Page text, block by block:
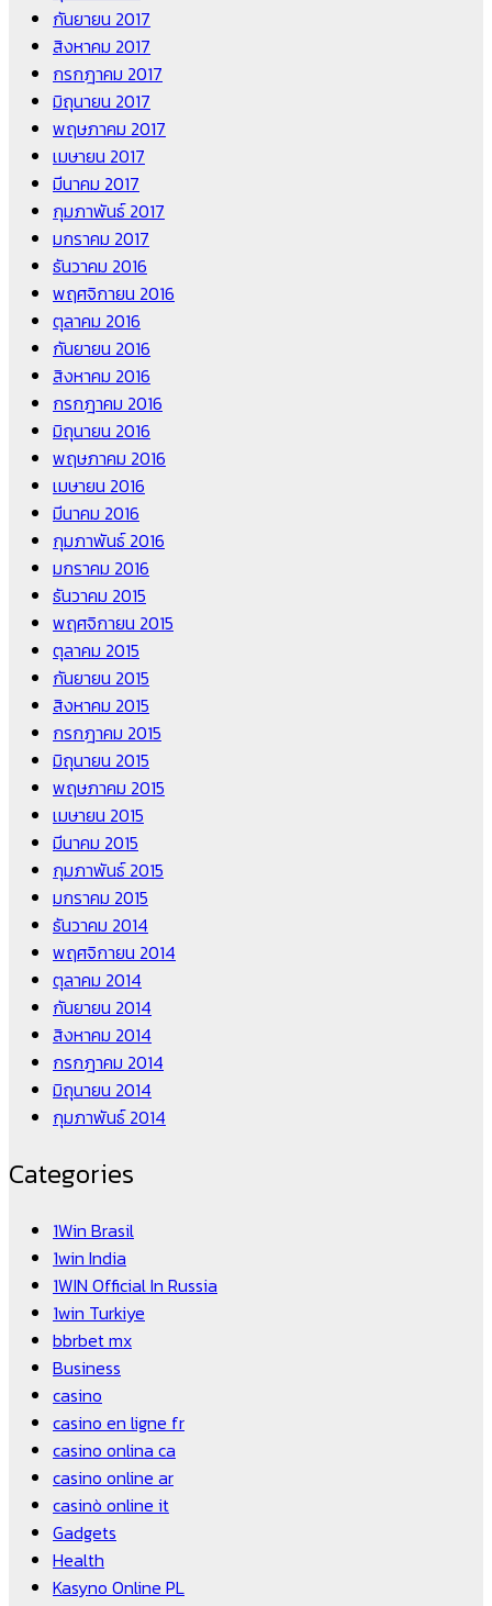
กันยายน 2017
สิงหาคม 2017
กรกฎาคม 2017
มิถุนายน 2017
พฤษภาคม 2017
เมษายน 2017
มีนาคม 2017
กุมภาพันธ์ 2017
มกราคม 2017
ธันวาคม 2016
พฤศจิกายน 2016
ตุลาคม 2016
กันยายน 2016
สิงหาคม 2016
กรกฎาคม 2016
มิถุนายน 2016
พฤษภาคม 2016
เมษายน 2016
มีนาคม 2016
กุมภาพันธ์ 2016
มกราคม 2016
ธันวาคม 2015
พฤศจิกายน 2015
ตุลาคม 2015
กันยายน 2015
สิงหาคม 2015
กรกฎาคม 2015
มิถุนายน 2015
พฤษภาคม 2015
เมษายน 2015
มีนาคม 2015
กุมภาพันธ์ 2015
มกราคม 2015
ธันวาคม 2014
พฤศจิกายน 2014
ตุลาคม 2014
กันยายน 2014
สิงหาคม 2014
กรกฎาคม 2014
มิถุนายน 2014
กุมภาพันธ์ 2014
Categories
1Win Brasil
1win India
1WIN Official In Russia
1win Turkiye
bbrbet mx
Business
casino
casino en ligne fr
casino onlina ca
casino online ar
casinò online it
Gadgets
Health
Kasyno Online PL